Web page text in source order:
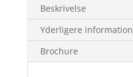
Beskrivelse
Yderligere information
Brochure